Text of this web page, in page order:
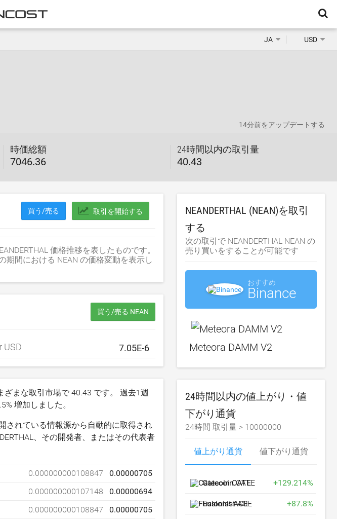
JA USD
時価総額
7046.36
24時間以内の取引量
40.43
14分前をアップデートする
買う/売る 取引を開始する
価格推移を表したものです。
期間における NEAN の価格変動を表示し
買う/売る NEAN
USD
ざまな取引市場で 40.43 です。 過去1週
% 増加しました。
されている情報源から自動的に取得され
、その開発者、またはその代表者
0.000000000108847
0.00000705
0.000000000107148
0.00000694
0.000000000108847
0.00000705
NEANDERTHAL (NEAN)を取引
する
次の取引で NEANDERTHAL NEAN の
売り買いをすることが可能です
おすすめ
Binance
Meteora DAMM V2
24時間以内の値上がり・値
下がり通貨
24時間 取引量 > 10000000
値上がり通貨 値下がり通貨
CatecoinCATE +129.214%
FusionistACE +87.8%